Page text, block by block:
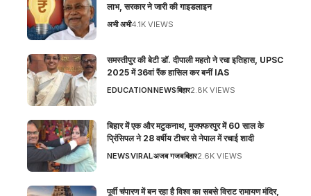
लाभ, सरकार ने जारी की गाइडलाइन
अभी अभी4.1K VIEWS
समस्तीपुर की बेटी डॉ. दीपाली महतो ने रचा इतिहास, UPSC
2025 में 36वां रैंक हासिल कर बनीं IAS
EDUCATIONNEWSबिहार2.8K VIEWS
बिहार में एक और मटुकनाथ, मुजफ्फरपुर में 60 साल के
प्रिंसिपल ने 28 वर्षीय टीचर से नेपाल में रचाई शादी
NEWSVIRALअजब गजबबिहार2.6K VIEWS
पूर्वी चंपारण में बन रहा है विश्व का सबसे विराट रामायण मंदिर,